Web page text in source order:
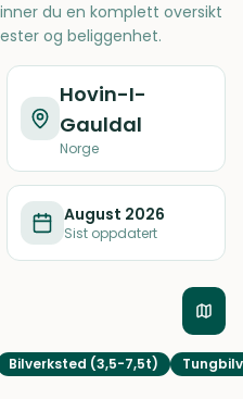
du en komplett oversikt
og beliggenhet.
Hovin-I-
Gauldal
Norge
August 2026
Sist oppdatert
Bilverksted (3,5-7,5t)